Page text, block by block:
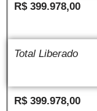
R$ 399.978,00
Total Liberado
R$ 399.978,00